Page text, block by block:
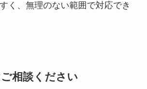
く、無理のない範囲で対応でき
相談ください